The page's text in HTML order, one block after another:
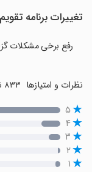
تغییرات برنامه ‏‏تقویم فارسی ۱۴۰۵
رفع برخی مشکلات
نظرات و امتیازها
۵
۴
۳
۲
۱